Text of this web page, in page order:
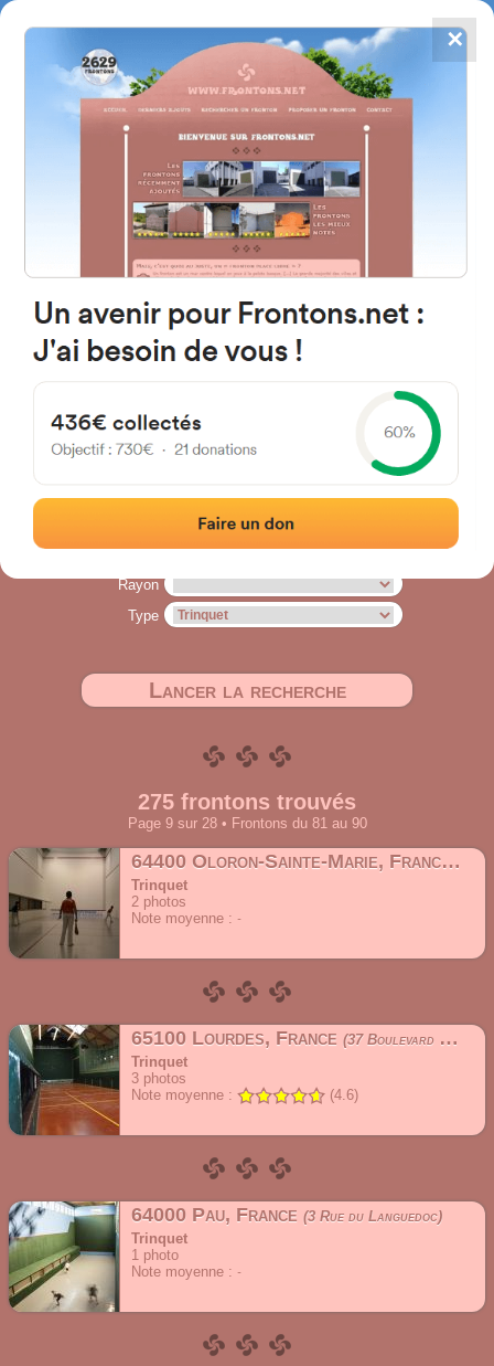
FRONTONS.NET
RECHERCHER UN FRONTON
PROPOSER UN FRONTON
4867
frontons
Tous les trinquets - Page 9
Vous pouvez obtenir, à partir de ce formulaire de recherche, la liste des
frontons les plus proches de chez vous.
La recherche peut être effectuée dans un rayon de 5 à 50 kilomètres de
l'adresse d'origine*.
* Les distances affichées sur cette page sont dites orthodromiques, c'est-à-dire
évaluées « à vol d'oiseau ».
Adresse
Rayon
Type
Lancer la recherche
275 frontons trouvés
Page 9 sur 28 • Frontons du 81 au 90
64400 Oloron-Sainte-Marie, France
4
Trinquet
2 photos
Note moyenne :
65100 Lourdes, France
37 Boulevard du Lapacca
Trinquet
3 photos
Note moyenne :
(4.6)
64000 Pau, France
3 Rue du Languedoc
Trinquet
1 photo
Note moyenne :
✕